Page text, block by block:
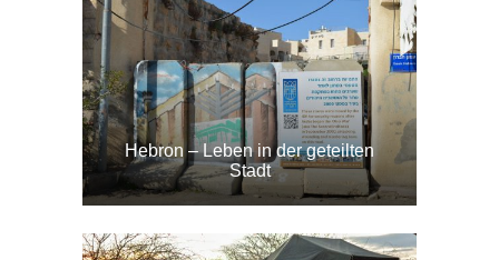
Hebron – Leben in der geteilten
Stadt